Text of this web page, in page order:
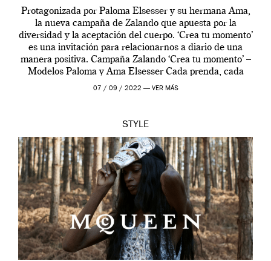
Protagonizada por Paloma Elsesser y su hermana Ama,
la nueva campaña de Zalando que apuesta por la
diversidad y la aceptación del cuerpo. ‘Crea tu momento’
es una invitación para relacionarnos a diario de una
manera positiva. Campaña Zalando ‘Crea tu momento’ –
Modelos Paloma y Ama Elsesser Cada prenda, cada
outfit, cada momento, caracteriza […]
07 / 09 / 2022 — VER MÁS
STYLE